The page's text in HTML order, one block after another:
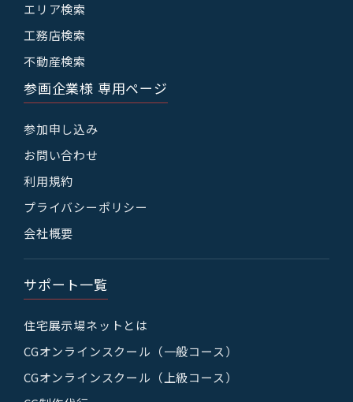
エリア検索
工務店検索
不動産検索
参画企業様 専用ページ
参加申し込み
お問い合わせ
利用規約
プライバシーポリシー
会社概要
サポート一覧
住宅展示場ネットとは
CGオンラインスクール（一般コース）
CGオンラインスクール（上級コース）